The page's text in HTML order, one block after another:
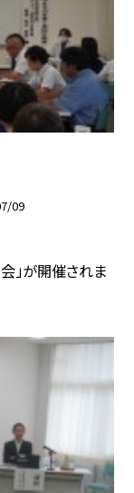
09
」が開催されま